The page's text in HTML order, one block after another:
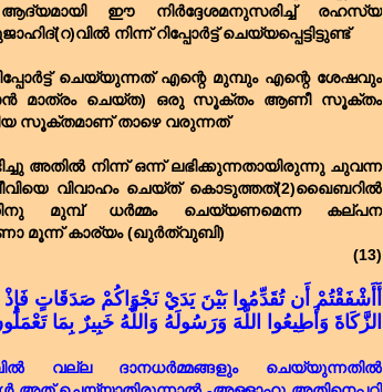
ഈ നിർദ്ദേശമനുസരിച്ച് രഹസ്യ
നിന്ന് റിപ്പോർട്ട് ചെയ്യപ്പെട്ടിട്ടുണ്ട്
ചെയ്യുന്നത് എന്റെ മുമ്പും എന്റെ ശേഷവും
(ഞാൻ മാത്രം ചെയ്ത) ഒരു സൂക്തം ആണീ സൂക്തം
സൂക്തമാണ് താഴെ വരുന്നത്
അതിൽ നിന്ന് ഒന്ന് ലഭിക്കുന്നതായിരുന്നു ചുവന്ന
ബീവിയെ വിവാഹം ചെയ്ത് കൊടുത്തത്(2)ഖൈബറിൽ
മുമ്പ് ധർമ്മം ചെയ്യണമെന്ന കല്പന
മൂന്ന് കാര്യം (ഖുർത്വുബി)
(13)
أَأَشْفَقْتُمْ أَن تُقَدِّمُوا بَيْنَ يَدَيْ نَجْوَاكُمْ صَدَقَاتٍ فَإِذْ
الزَّكَاةَ وَأَطِيعُوا اللَّهَ وَرَسُولَهُ وَاللَّهُ خَبِيرٌ بِمَا
വല്ല ദാനധർമ്മങ്ങളും ചെയ്യുന്നതിൽ